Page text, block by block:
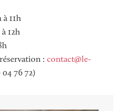
11h
12h
: contact@le-
76 72)